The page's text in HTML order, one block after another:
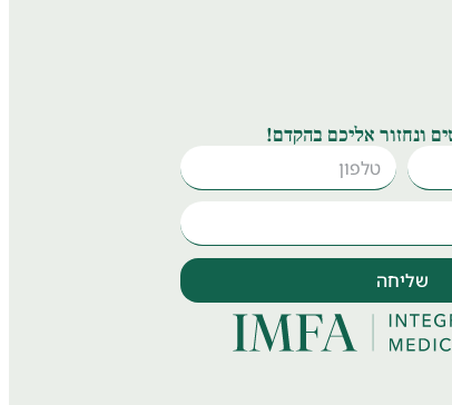
ונחזור אליכם בהקדם!
שליחה